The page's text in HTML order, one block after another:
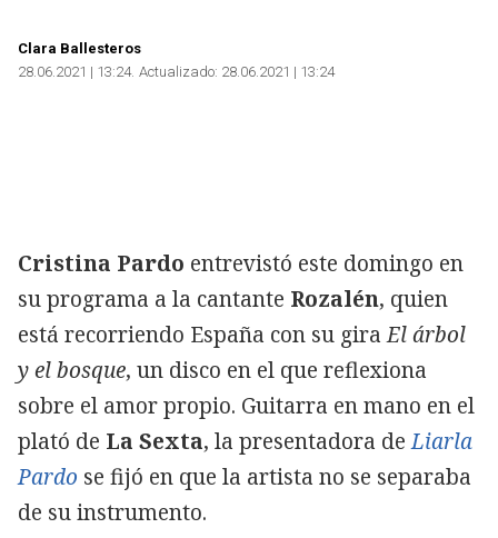
Clara Ballesteros
28.06.2021 | 13:24 Actualizado: 28.06.2021 | 13:24
Cristina Pardo entrevistó este domingo en
su programa a la cantante Rozalén, quien
está recorriendo España con su giraEl árbol
y el bosque, un disco en el que reflexiona
sobre el amor propio. Guitarra en mano en el
plató de La Sexta, la presentadora deLiarla
Pardo se fijó en que la artista no se separaba
de su instrumento.